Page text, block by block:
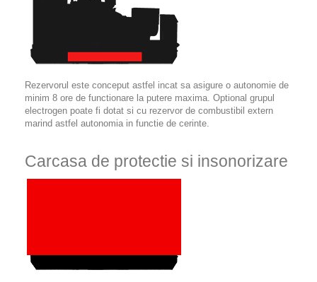
Rezervorul este conceput astfel incat sa asigure o autonomie de
minim 8 ore de functionare la putere maxima. Optional grupul
electrogen poate fi dotat si cu rezervor de combustibil extern
marind astfel autonomia in functie de cerinte.
Carcasa de protectie si insonorizare